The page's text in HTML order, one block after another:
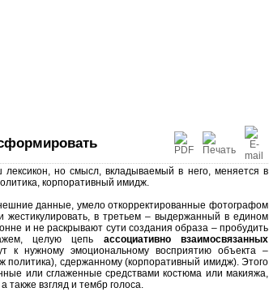
но смысл, вкладываемый в него, меняется в
корпоративный имидж.
данные, умело откорректированные фотографом
жестикулировать, в третьем – выдержанный в едином
и не раскрывают сути создания образа – пробудить
целую цепь ассоциативно взаимосвязанных
к нужному эмоциональному восприятию объекта –
сдержанному (корпоративный имидж). Этого
или сглаженные средствами костюма или макияжа,
также взгляд и тембр голоса.